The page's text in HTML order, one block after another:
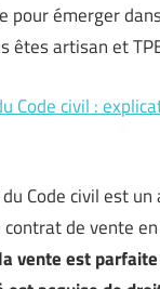
pour émerger
êtes artisan et
Code civil :
Code civil est
de vente
vente est